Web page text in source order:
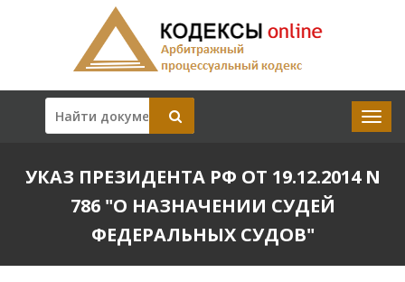
УКАЗ ПРЕЗИДЕНТА РФ ОТ 19.12.2014 N
786 "О НАЗНАЧЕНИИ СУДЕЙ
ФЕДЕРАЛЬНЫХ СУДОВ"